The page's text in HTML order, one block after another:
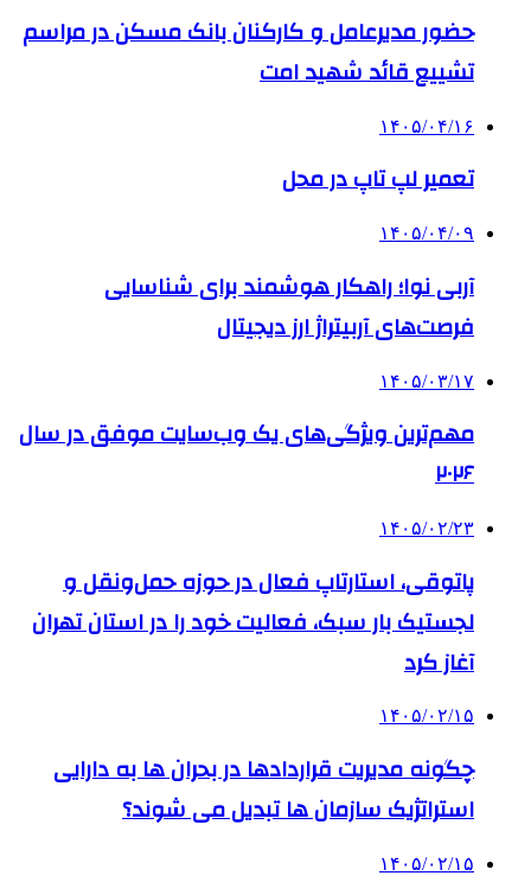
حضور مدیرعامل و کارکنان بانک مسکن در مراسم
تشییع قائد شهید امت
۱۴۰۵/۰۴/۱۶
تعمیر لپ تاپ در محل
۱۴۰۵/۰۴/۰۹
آربی نوا؛ راهکار هوشمند برای شناسایی
فرصت‌های آربیتراژ ارز دیجیتال
۱۴۰۵/۰۳/۱۷
مهم‌ترین ویژگی‌های یک وب‌سایت موفق در سال
۲۰۲۶
۱۴۰۵/۰۲/۲۳
پاتوقی، استارتاپ فعال در حوزه حمل‌ونقل و
لجستیک بار سبک، فعالیت خود را در استان تهران
آغاز کرد
۱۴۰۵/۰۲/۱۵
چگونه مدیریت قراردادها در بحران ها به دارایی
استراتژیک سازمان ها تبدیل می شوند؟
۱۴۰۵/۰۲/۱۵